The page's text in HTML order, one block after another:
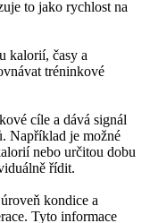
to jako rychlost na
kalorií, časy a
tréninkové
cíle a dává signál
Například je možné
nebo určitou dobu
řídit.
kondice a
Tyto informace